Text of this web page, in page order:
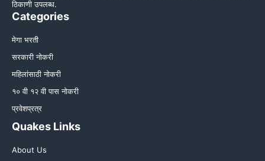
ठिकाणी उपलब्ध.
Categories
मेगा भरती
सरकारी नोकरी
महिलांसाठी नोकरी
१० वी १२ वी पास नोकरी
प्रवेशप्रत्र
Quakes Links
About Us